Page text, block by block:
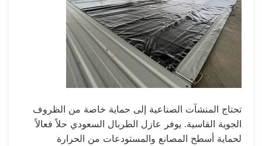
تحتاج المنشآت الصناعية إلى حماية خاصة من الظروف
الجوية القاسية. يوفر عازل الطربال السعودي حلاً فعالاً
لحماية أسطح المصانع والمستودعات من الحرارة